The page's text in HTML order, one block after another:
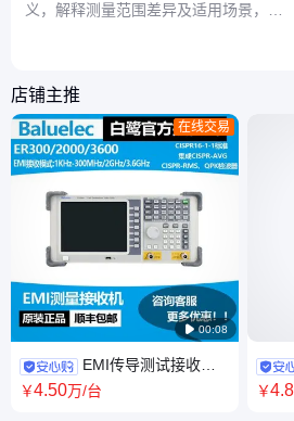
义，解释测量范围差异及适用场景，帮
店铺主推
 00:08
在线交易
EMI传导测试接收机
ER300,ER3600频率3.6G 质量
￥4.50万/台
源
￥4